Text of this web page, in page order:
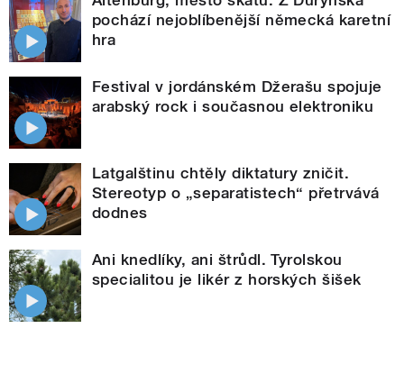
pochází nejoblíbenější německá karetní
hra
Festival v jordánském Džerašu spojuje
arabský rock i současnou elektroniku
Latgalštinu chtěly diktatury zničit.
Stereotyp o „separatistech“ přetrvává
dodnes
Ani knedlíky, ani štrůdl. Tyrolskou
specialitou je likér z horských šišek